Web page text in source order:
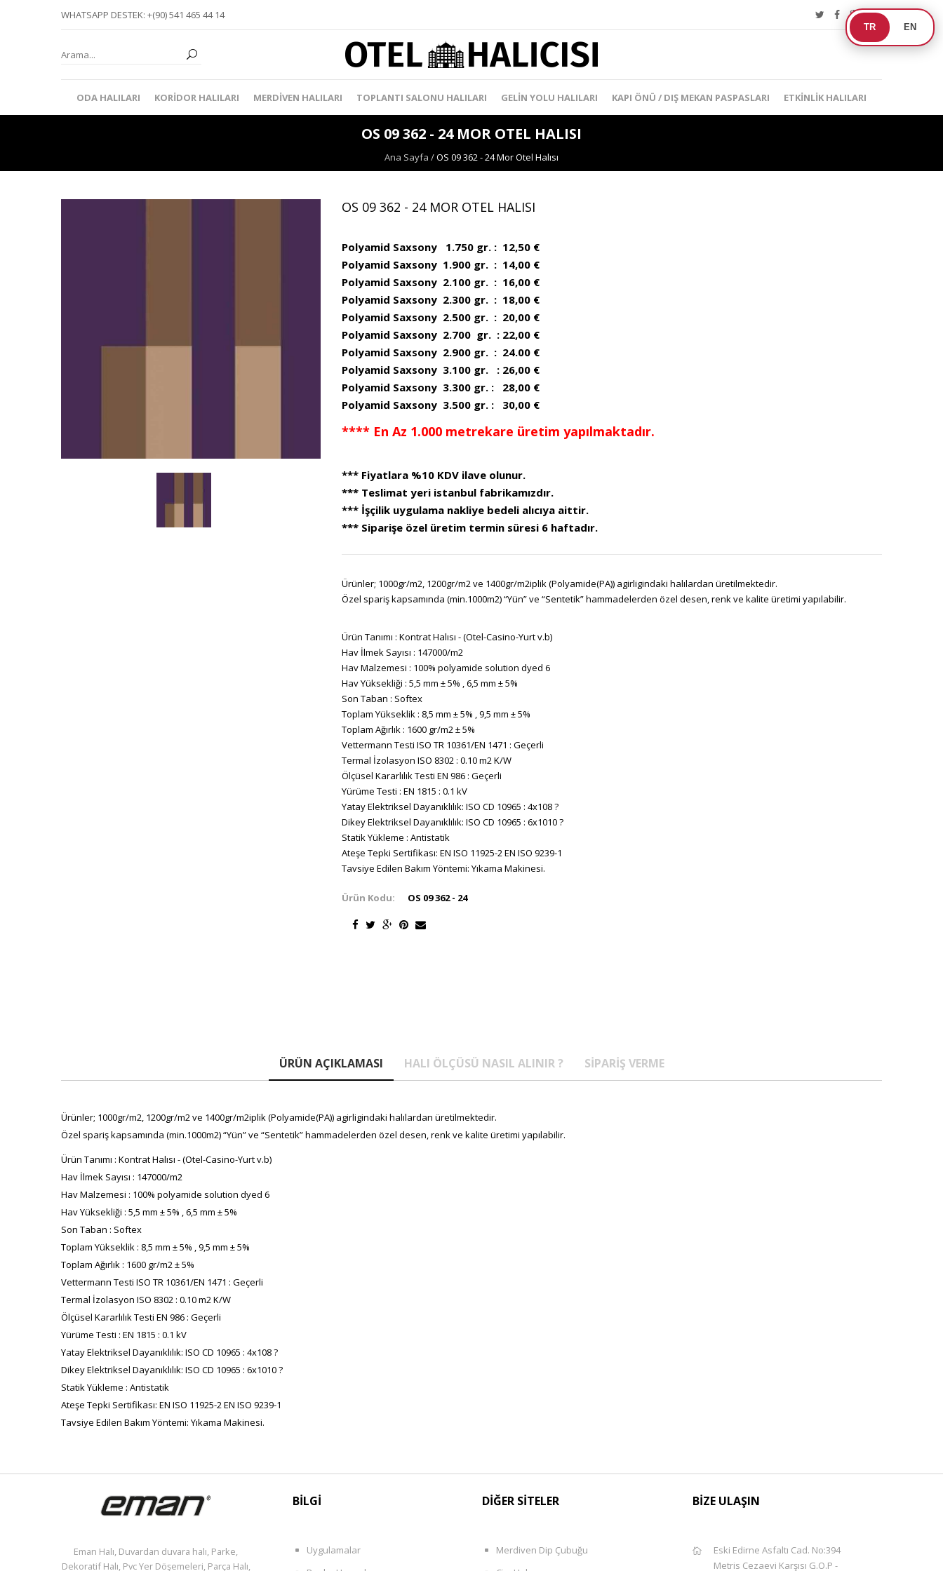
TR EN
WHATSAPP DESTEK: +(90) 541 465 44 14
ODA HALILARI KORIDOR HALILARI MERDIVEN HALILARI TOPLANTI SALONU HALILARI GELIN YOLU HALILARI KAPI ÖNÜ / DIŞ MEKAN PASPASLARI ETKINLIK HALILARI
OS 09 362 - 24 MOR OTEL HALISI
Ana Sayfa /OS 09 362 - 24 Mor Otel Halısı
OS 09 362 - 24 MOR OTEL HALISI
Polyamid Saxsony 1.750 gr. : 12,50 €
Polyamid Saxsony 1.900 gr. : 14,00 €
Polyamid Saxsony 2.100 gr. : 16,00 €
Polyamid Saxsony 2.300 gr. : 18,00 €
Polyamid Saxsony 2.500 gr. : 20,00 €
Polyamid Saxsony 2.700 gr. : 22,00 €
Polyamid Saxsony 2.900 gr. : 24.00 €
Polyamid Saxsony 3.100 gr. : 26,00 €
Polyamid Saxsony 3.300 gr. : 28,00 €
Polyamid Saxsony 3.500 gr. : 30,00 €
**** En Az 1.000 metrekare üretim yapılmaktadır.
*** Fiyatlara %10 KDV ilave olunur.
*** Teslimat yeri istanbul fabrikamızdır.
*** İşçilik uygulama nakliye bedeli alıcıya aittir.
*** Siparişe özel üretim termin süresi 6 haftadır.
Ürünler; 1000gr/m2, 1200gr/m2 ve 1400gr/m2iplik (Polyamide(PA)) agirligindaki halılardan üretilmektedir.
Özel spariş kapsamında (min.1000m2) “Yün” ve “Sentetik” hammadelerden özel desen, renk ve kalite üretimi yapılabilir.
Ürün Tanımı : Kontrat Halısı - (Otel-Casino-Yurt v.b)
Hav İlmek Sayısı : 147000/m2
Hav Malzemesi : 100% polyamide solution dyed 6
Hav Yüksekliği : 5,5 mm ± 5% , 6,5 mm ± 5%
Son Taban : Softex
Toplam Yükseklik : 8,5 mm ± 5% , 9,5 mm ± 5%
Toplam Ağırlık : 1600 gr/m2 ± 5%
Vettermann Testi ISO TR 10361/EN 1471 : Geçerli
Termal İzolasyon ISO 8302 : 0.10 m2 K/W
Ölçüsel Kararlılık Testi EN 986 : Geçerli
Yürüme Testi : EN 1815 : 0.1 kV
Yatay Elektriksel Dayanıklılık: ISO CD 10965 : 4x108 ?
Dikey Elektriksel Dayanıklılık: ISO CD 10965 : 6x1010 ?
Statik Yükleme : Antistatik
Ateşe Tepki Sertifikası: EN ISO 11925-2 EN ISO 9239-1
Tavsiye Edilen Bakım Yöntemi: Yıkama Makinesi.
Ürün Kodu: OS 09 362 - 24
ÜRÜN AÇIKLAMASI HALI ÖLÇÜSÜ NASIL ALINIR ? SIPARIŞ VERME
Ürünler; 1000gr/m2, 1200gr/m2 ve 1400gr/m2iplik (Polyamide(PA)) agirligindaki halılardan üretilmektedir.
Özel spariş kapsamında (min.1000m2) “Yün” ve “Sentetik” hammadelerden özel desen, renk ve kalite üretimi yapılabilir.
Ürün Tanımı : Kontrat Halısı - (Otel-Casino-Yurt v.b)
Hav İlmek Sayısı : 147000/m2
Hav Malzemesi : 100% polyamide solution dyed 6
Hav Yüksekliği : 5,5 mm ± 5% , 6,5 mm ± 5%
Son Taban : Softex
Toplam Yükseklik : 8,5 mm ± 5% , 9,5 mm ± 5%
Toplam Ağırlık : 1600 gr/m2 ± 5%
Vettermann Testi ISO TR 10361/EN 1471 : Geçerli
Termal İzolasyon ISO 8302 : 0.10 m2 K/W
Ölçüsel Kararlılık Testi EN 986 : Geçerli
Yürüme Testi : EN 1815 : 0.1 kV
Yatay Elektriksel Dayanıklılık: ISO CD 10965 : 4x108 ?
Dikey Elektriksel Dayanıklılık: ISO CD 10965 : 6x1010 ?
Statik Yükleme : Antistatik
Ateşe Tepki Sertifikası: EN ISO 11925-2 EN ISO 9239-1
Tavsiye Edilen Bakım Yöntemi: Yıkama Makinesi.
Eman Halı, Duvardan duvara halı, Parke,
Dekoratif Halı, Pvc Yer Döşemeleri, Parça Halı,
BİLGİ
Uygulamalar
DİĞER SİTELER
Merdiven Dip Çubuğu
BİZE ULAŞIN
Eski Edirne Asfaltı Cad. No:394
Metris Cezaevi Karşısı G.O.P -